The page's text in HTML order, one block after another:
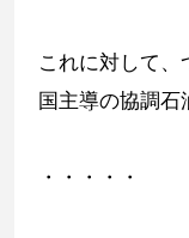
これに対して、
国主導の協調石
・・・・・